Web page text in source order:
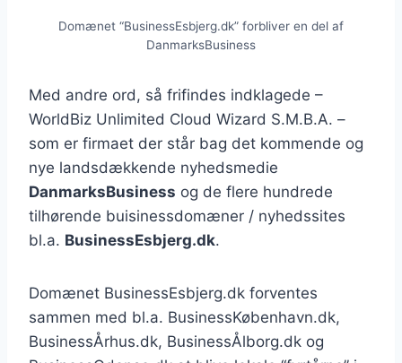
Domænet “BusinessEsbjerg.dk” forbliver en del af
DanmarksBusiness
Med andre ord, så frifindes indklagede –
WorldBiz Unlimited Cloud Wizard S.M.B.A. –
som er firmaet der står bag det kommende og
nye landsdækkende nyhedsmedie
DanmarksBusiness og de flere hundrede
tilhørende buisinessdomæner / nyhedssites
bl.a. BusinessEsbjerg.dk.
Domænet BusinessEsbjerg.dk forventes
sammen med bl.a. BusinessKøbenhavn.dk,
BusinessÅrhus.dk, BusinessÅlborg.dk og